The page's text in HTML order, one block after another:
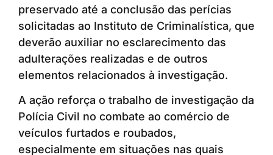
preservado até a conclusão das perícias
solicitadas ao Instituto de Criminalística, que
deverão auxiliar no esclarecimento das
adulterações realizadas e de outros
elementos relacionados à investigação.
A ação reforça o trabalho de investigação da
Polícia Civil no combate ao comércio de
veículos furtados e roubados,
especialmente em situações nas quais